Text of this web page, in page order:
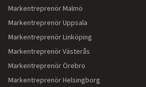
MarkentreprenörMalmö
MarkentreprenörUppsala
MarkentreprenörLinköping
MarkentreprenörVästerås
MarkentreprenörÖrebro
MarkentreprenörHelsingborg